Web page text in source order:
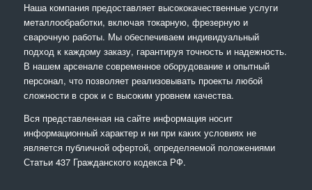
Наша компания предоставляет высококачественные услуги
металлообработки, включая токарную, фрезерную и
сварочную работы. Мы обеспечиваем индивидуальный
подход к каждому заказу, гарантируя точность и надежность.
В нашем арсенале современное оборудование и опытный
персонал, что позволяет реализовывать проекты любой
сложности в срок и с высоким уровнем качества.
Вся представленная на сайте информация носит
информационный характер и ни при каких условиях не
является публичной офертой, определяемой положениями
Статьи 437 Гражданского кодекса РФ.